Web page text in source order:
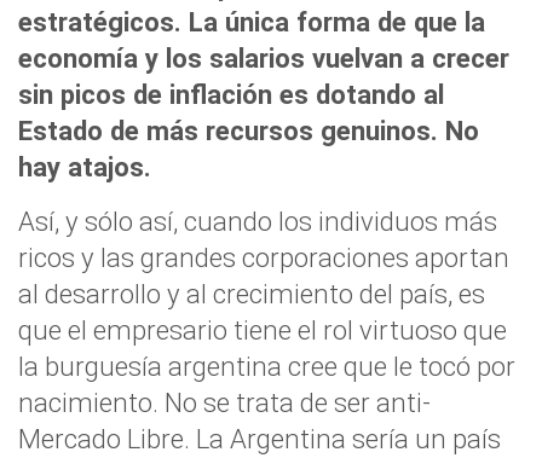
estratégicos. La única forma de que la
economía y los salarios vuelvan a crecer
sin picos de inflación es dotando al
Estado de más recursos genuinos. No
hay atajos.
Así, y sólo así, cuando los individuos más
ricos y las grandes corporaciones aportan
al desarrollo y al crecimiento del país, es
que el empresario tiene el rol virtuoso que
la burguesía argentina cree que le tocó por
nacimiento. No se trata de ser anti-
Mercado Libre. La Argentina sería un país